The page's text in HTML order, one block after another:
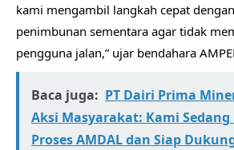
kami mengambil langkah cepat
penimbunan sementara agar tidak
pengguna jalan,” ujar bendahara
Baca juga: PT Dairi Prima
Aksi Masyarakat: Kami
Proses AMDAL dan Siap